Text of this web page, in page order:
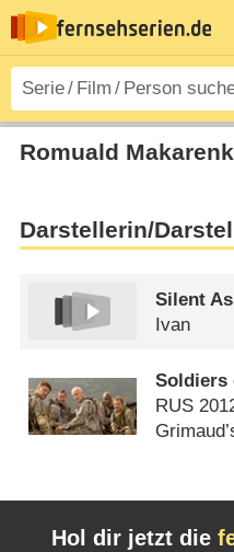
Romuald
Darstellerin/
Silent
Ivan
Soldiers
RUS
Hol dir jetzt die